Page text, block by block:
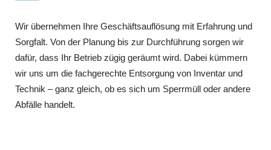
Wir übernehmen Ihre Geschäftsauflösung mit Erfahrung und
Sorgfalt. Von der Planung bis zur Durchführung sorgen wir
dafür, dass Ihr Betrieb zügig geräumt wird. Dabei kümmern
wir uns um die fachgerechte Entsorgung von Inventar und
Technik – ganz gleich, ob es sich um Sperrmüll oder andere
Abfälle handelt.